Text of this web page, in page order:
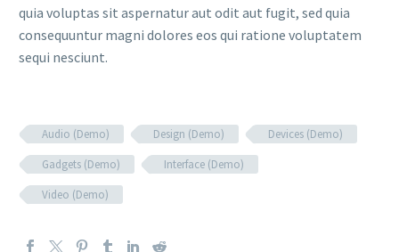
quia voluptas sit aspernatur aut odit aut fugit, sed quia
consequuntur magni dolores eos qui ratione voluptatem
sequi nesciunt.
Audio (Demo) Design (Demo)
Devices (Demo)
Gadgets (Demo)
Interface (Demo)
Video (Demo)